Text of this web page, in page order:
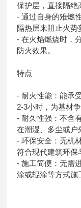
保护层，直接隔绝
- 通过自身的难燃
隔热层来阻止火势
- 在火焰燃烧时，
防火效果。
特点
- 耐火性能：能承
2-3小时，为基材
- 耐久性强：不含
在潮湿、多尘或户
- 环保安全：无机
符合现代建筑环保
- 施工简便：无需
涂或辊涂等方式施